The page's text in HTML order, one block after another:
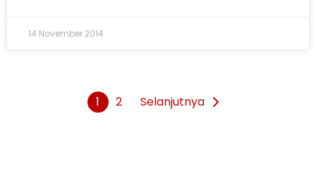
14 November 2014
1 2 Selanjutnya